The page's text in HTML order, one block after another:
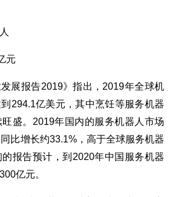
元
发展报告2019》指出，2019年全球机
294.1亿美元，其中烹饪等服务机器
盛。2019年国内的服务机器人市场
比增长约33.1%，高于全球服务机器
报告预计，到2020年中国服务机器
亿元。